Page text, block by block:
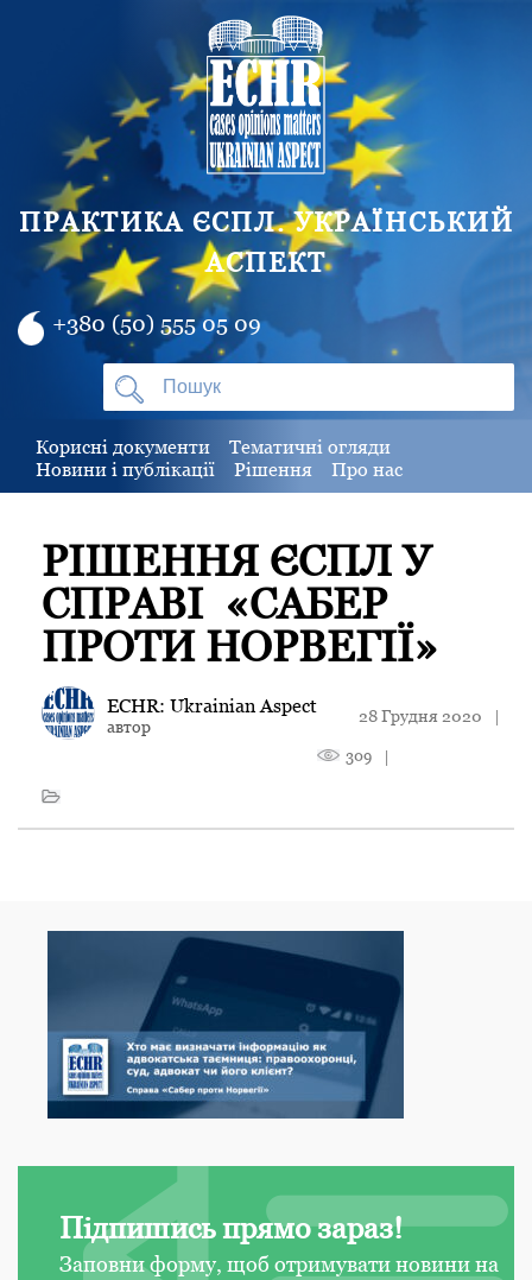
ПРАКТИКА ЄСПЛ. УКРАЇНСЬКИЙ
АСПЕКТ
+380 (50) 555 05 09
Корисні документи
Тематичні огляди
Новини і публікації
Рішення Про нас
РІШЕННЯ ЄСПЛ У
СПРАВІ «САБЕР
ПРОТИ НОРВЕГІЇ»
ECHR: Ukrainian Aspect
автор
28 Грудня 2020 |
309 |
Підпишись прямо зараз!
Заповни форму, щоб отримувати новини на